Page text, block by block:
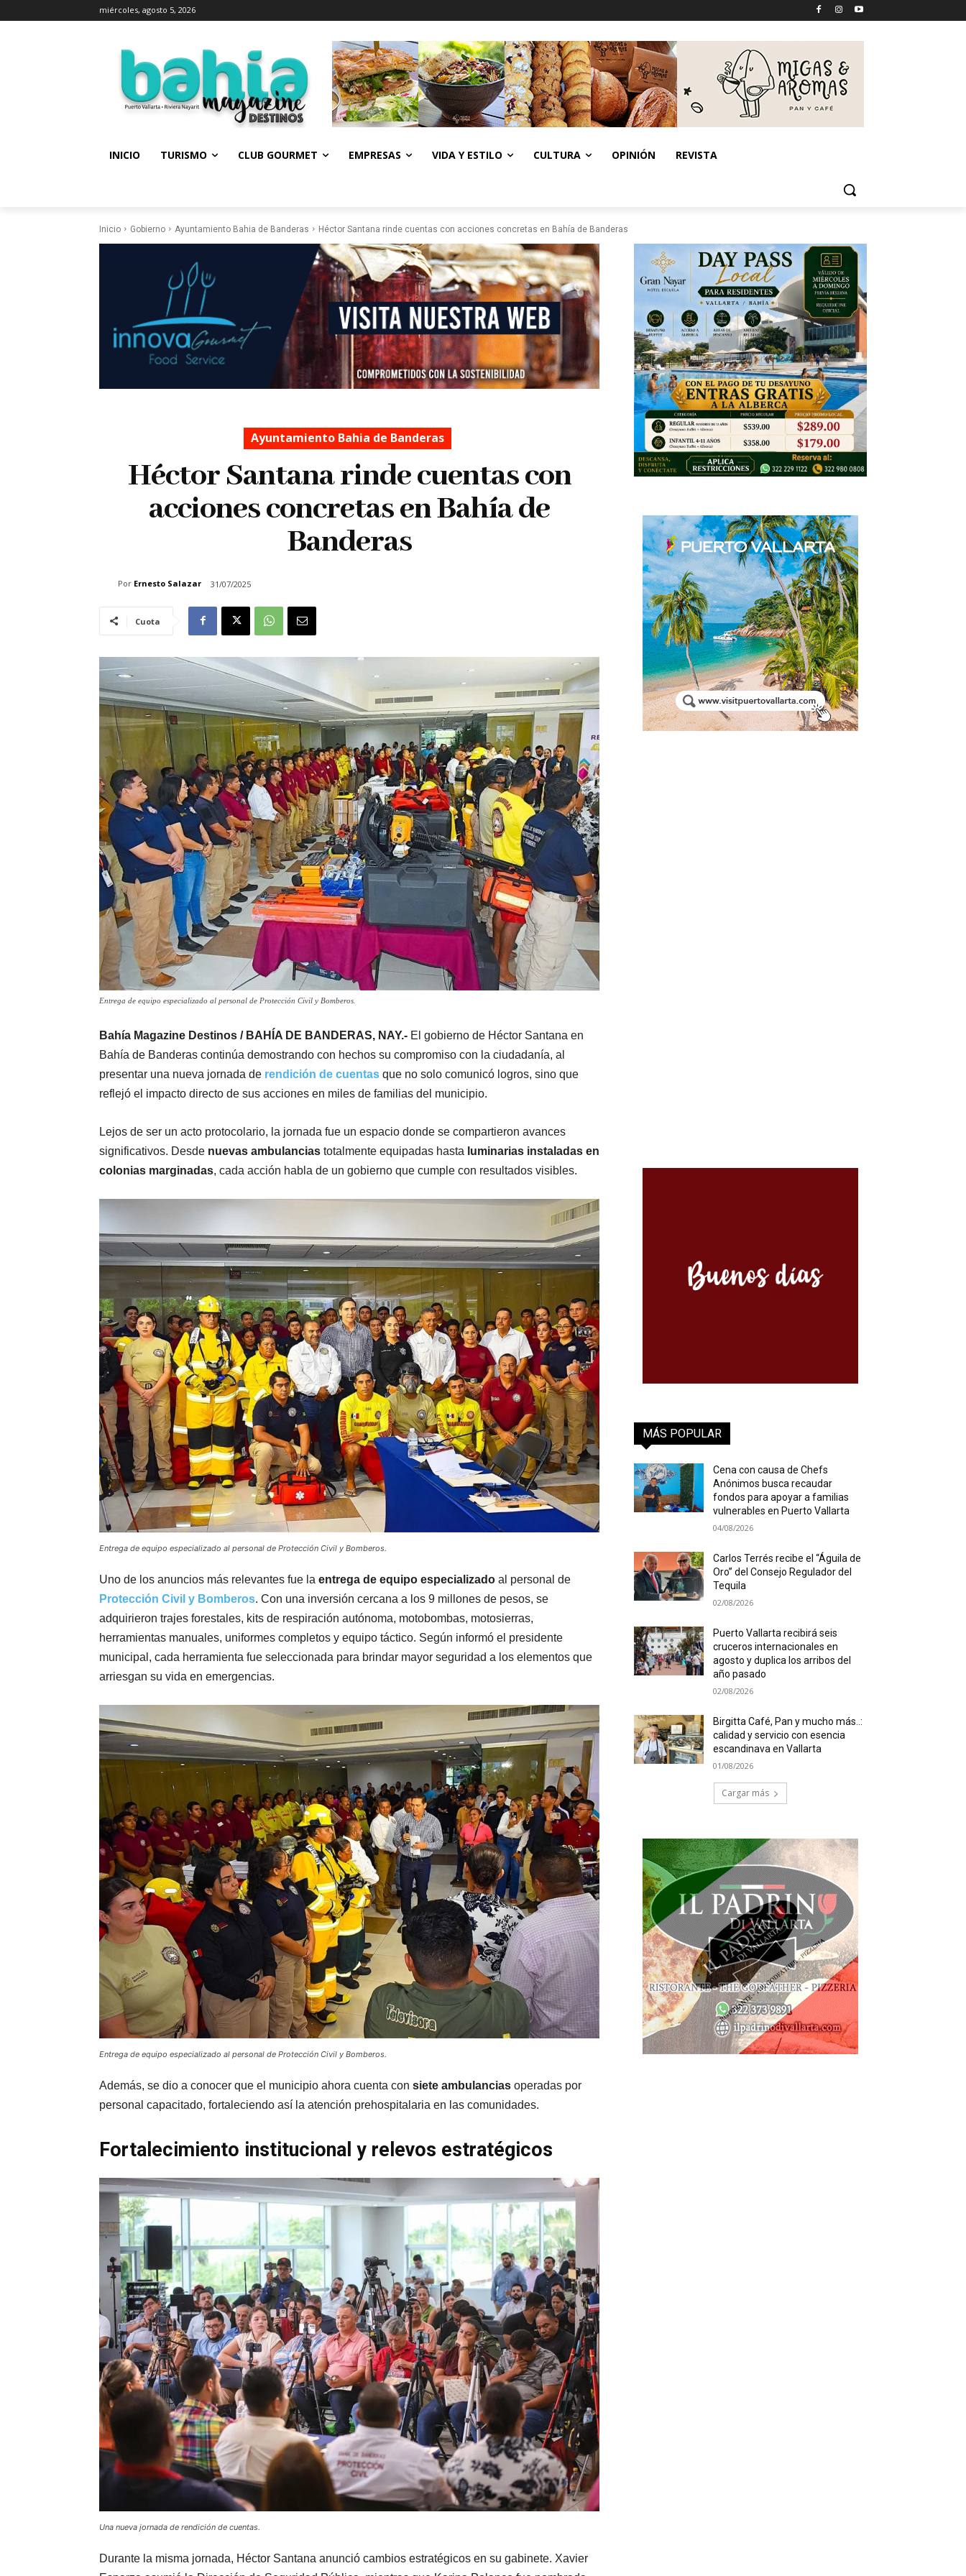
miércoles, agosto 5, 2026
INICIO TURISMO CLUB GOURMET EMPRESAS VIDA Y ESTILO CULTURA OPINIÓN REVISTA
Inicio Gobierno Ayuntamiento Bahia de Banderas Héctor Santana rinde cuentas con acciones concretas en Bahía de Banderas
Ayuntamiento Bahia de Banderas
Héctor Santana rinde cuentas con
acciones concretas en Bahía de
Banderas
Por Ernesto Salazar 31/07/2025
Cuota
Entrega de equipo especializado al personal de Protección Civil y Bomberos.
Bahía Magazine Destinos / BAHÍA DE BANDERAS, NAY.- El gobierno de Héctor Santana en
Bahía de Banderas continúa demostrando con hechos su compromiso con la ciudadanía, al
presentar una nueva jornada de rendición de cuentas que no solo comunicó logros, sino que
reflejó el impacto directo de sus acciones en miles de familias del municipio.
Lejos de ser un acto protocolario, la jornada fue un espacio donde se compartieron avances
significativos. Desde nuevas ambulancias totalmente equipadas hasta luminarias instaladas en
colonias marginadas, cada acción habla de un gobierno que cumple con resultados visibles.
Entrega de equipo especializado al personal de Protección Civil y Bomberos.
Uno de los anuncios más relevantes fue la entrega de equipo especializado al personal de
Protección Civil y Bomberos. Con una inversión cercana a los 9 millones de pesos, se
adquirieron trajes forestales, kits de respiración autónoma, motobombas, motosierras,
herramientas manuales, uniformes completos y equipo táctico. Según informó el presidente
municipal, cada herramienta fue seleccionada para brindar mayor seguridad a los elementos que
arriesgan su vida en emergencias.
Entrega de equipo especializado al personal de Protección Civil y Bomberos.
Además, se dio a conocer que el municipio ahora cuenta con siete ambulancias operadas por
personal capacitado, fortaleciendo así la atención prehospitalaria en las comunidades.
Fortalecimiento institucional y relevos estratégicos
Una nueva jornada de rendición de cuentas.
Durante la misma jornada, Héctor Santana anunció cambios estratégicos en su gabinete. Xavier
MÁS POPULAR
Cena con causa de Chefs
Anónimos busca recaudar
fondos para apoyar a familias
vulnerables en Puerto Vallarta
04/08/2026
Carlos Terrés recibe el “Águila de
Oro” del Consejo Regulador del
Tequila
02/08/2026
Puerto Vallarta recibirá seis
cruceros internacionales en
agosto y duplica los arribos del
año pasado
02/08/2026
Birgitta Café, Pan y mucho más..:
calidad y servicio con esencia
escandinava en Vallarta
01/08/2026
Cargar más